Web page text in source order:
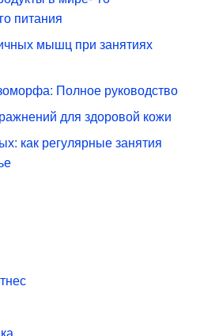
питания
мышц при занятиях
Полное руководство
для здоровой кожи
как регулярные занятия